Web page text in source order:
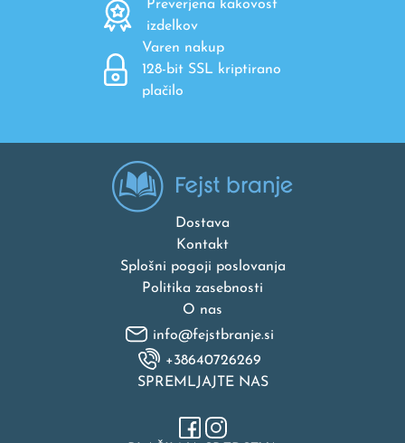
Preverjena kakovost
izdelkov
Varen nakup
128-bit SSL kriptirano
plačilo
Dostava
Kontakt
Splošni pogoji poslovanja
Politika zasebnosti
O nas
info@fejstbranje.si
+38640726269
SPREMLJAJTE NAS